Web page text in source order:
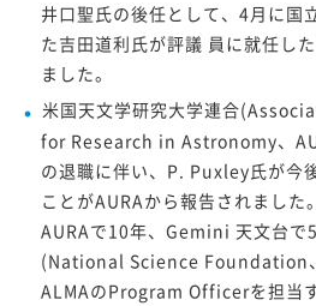
井口聖氏の後任として、4月に国
た吉田道利氏が評議 員に就任し
ました。
米国天文学研究大学連合
for Research in Astronomy、
の退職に伴い、P. Puxley氏が今
ことがAURAから報告されまし
AURAで10年、Gemini 天文台で
(National Science Foundation
ALMAのProgram Officerを担当